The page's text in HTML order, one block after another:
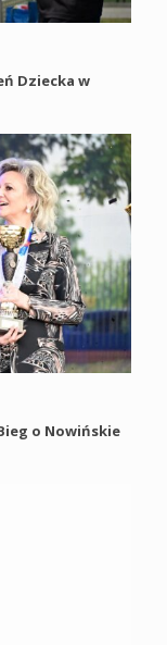
Dziecka w
o Nowińskie